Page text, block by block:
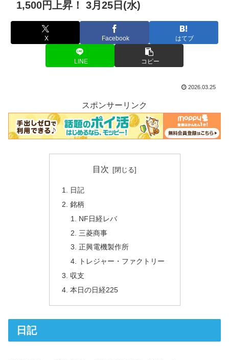
1,500円上昇！ 3月25日(水)
X Facebook はてブ
LINE コピー
2026.03.25
スポンサーリンク
目次
日記
銘柄
NF日経レバ
三菱商事
正興電機製作所
トレジャー・ファクトリー
収支
本日の日経225
日記